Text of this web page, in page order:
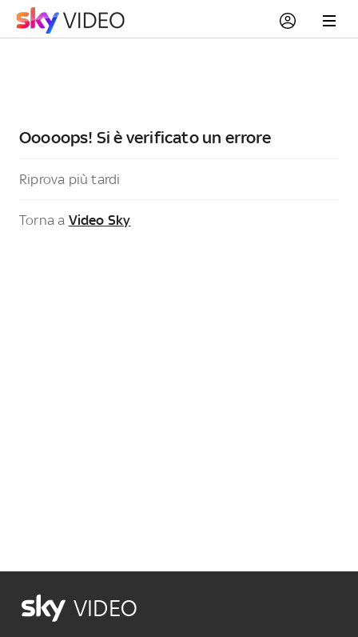
Ooooops! Si è verificato un errore
Riprova più tardi
Torna a Video Sky
VIDEO